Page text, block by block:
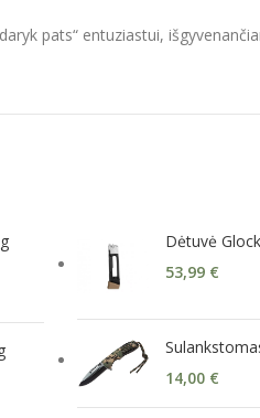
pats“ entuziastui,
Dėtuvė
53,99 €
14,00 €